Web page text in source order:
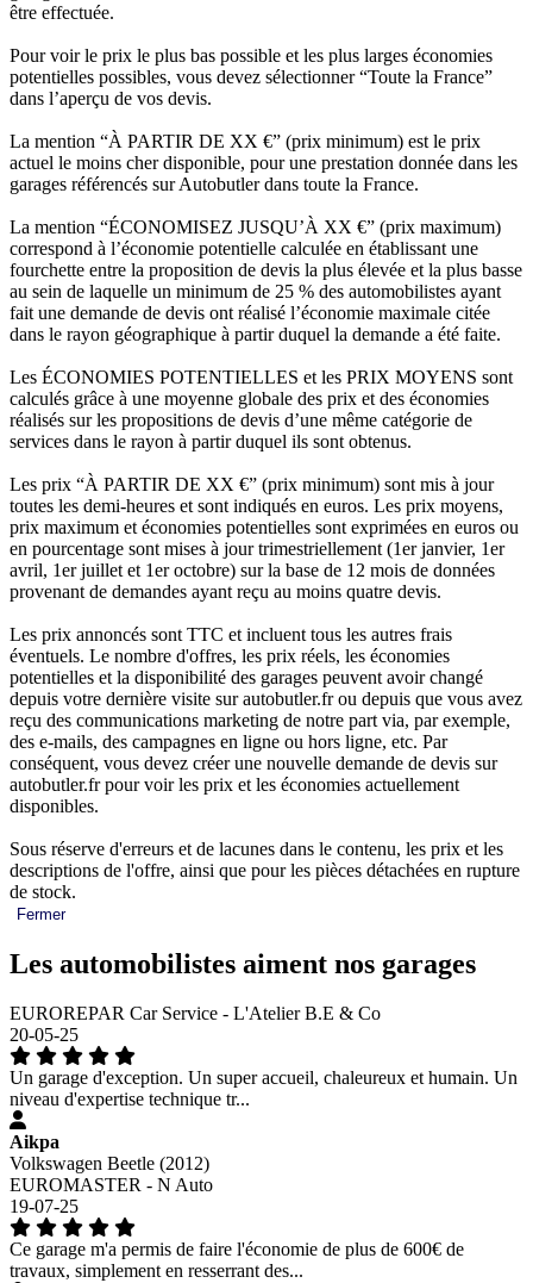
être effectuée.
Pour voir le prix le plus bas possible et les plus larges économies
potentielles possibles, vous devez sélectionner “Toute la France”
dans l’aperçu de vos devis.
La mention “À PARTIR DE XX €” (prix minimum) est le prix
actuel le moins cher disponible, pour une prestation donnée dans les
garages référencés sur Autobutler dans toute la France.
La mention “ÉCONOMISEZ JUSQU’À XX €” (prix maximum)
correspond à l’économie potentielle calculée en établissant une
fourchette entre la proposition de devis la plus élevée et la plus basse
au sein de laquelle un minimum de 25 % des automobilistes ayant
fait une demande de devis ont réalisé l’économie maximale citée
dans le rayon géographique à partir duquel la demande a été faite.
Les ÉCONOMIES POTENTIELLES et les PRIX MOYENS sont
calculés grâce à une moyenne globale des prix et des économies
réalisés sur les propositions de devis d’une même catégorie de
services dans le rayon à partir duquel ils sont obtenus.
Les prix “À PARTIR DE XX €” (prix minimum) sont mis à jour
toutes les demi-heures et sont indiqués en euros. Les prix moyens,
prix maximum et économies potentielles sont exprimées en euros ou
en pourcentage sont mises à jour trimestriellement (1er janvier, 1er
avril, 1er juillet et 1er octobre) sur la base de 12 mois de données
provenant de demandes ayant reçu au moins quatre devis.
Les prix annoncés sont TTC et incluent tous les autres frais
éventuels. Le nombre d'offres, les prix réels, les économies
potentielles et la disponibilité des garages peuvent avoir changé
depuis votre dernière visite sur autobutler.fr ou depuis que vous avez
reçu des communications marketing de notre part via, par exemple,
des e-mails, des campagnes en ligne ou hors ligne, etc. Par
conséquent, vous devez créer une nouvelle demande de devis sur
autobutler.fr pour voir les prix et les économies actuellement
disponibles.
Sous réserve d'erreurs et de lacunes dans le contenu, les prix et les
descriptions de l'offre, ainsi que pour les pièces détachées en rupture
de stock.
Fermer
Les automobilistes aiment nos garages
EUROREPAR Car Service - L'Atelier B.E & Co
20-05-25
Un garage d'exception. Un super accueil, chaleureux et humain. Un
niveau d'expertise technique tr...
Aikpa
Volkswagen Beetle (2012)
EUROMASTER - N Auto
19-07-25
Ce garage m'a permis de faire l'économie de plus de 600€ de
travaux, simplement en resserrant des...